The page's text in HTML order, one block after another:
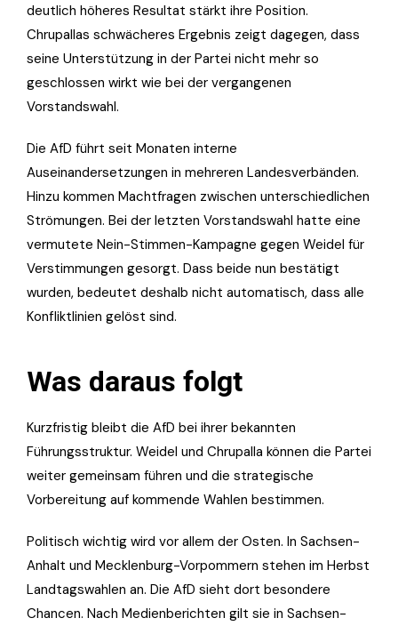
deutlich höheres Resultat stärkt ihre Position.
Chrupallas schwächeres Ergebnis zeigt dagegen, dass
seine Unterstützung in der Partei nicht mehr so
geschlossen wirkt wie bei der vergangenen
Vorstandswahl.
Die AfD führt seit Monaten interne
Auseinandersetzungen in mehreren Landesverbänden.
Hinzu kommen Machtfragen zwischen unterschiedlichen
Strömungen. Bei der letzten Vorstandswahl hatte eine
vermutete Nein-Stimmen-Kampagne gegen Weidel für
Verstimmungen gesorgt. Dass beide nun bestätigt
wurden, bedeutet deshalb nicht automatisch, dass alle
Konfliktlinien gelöst sind.
Was daraus folgt
Kurzfristig bleibt die AfD bei ihrer bekannten
Führungsstruktur. Weidel und Chrupalla können die Partei
weiter gemeinsam führen und die strategische
Vorbereitung auf kommende Wahlen bestimmen.
Politisch wichtig wird vor allem der Osten. In Sachsen-
Anhalt und Mecklenburg-Vorpommern stehen im Herbst
Landtagswahlen an. Die AfD sieht dort besondere
Chancen. Nach Medienberichten gilt sie in Sachsen-